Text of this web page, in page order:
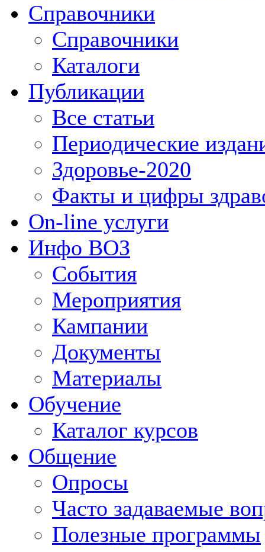
Справочники
Справочники
Каталоги
Публикации
Все статьи
Периодические
Здоровье-2020
Факты и цифры
On-line услуги
Инфо ВОЗ
События
Мероприятия
Кампании
Документы
Материалы
Обучение
Каталог курсов
Общение
Опросы
Часто задаваемые
Полезные программы